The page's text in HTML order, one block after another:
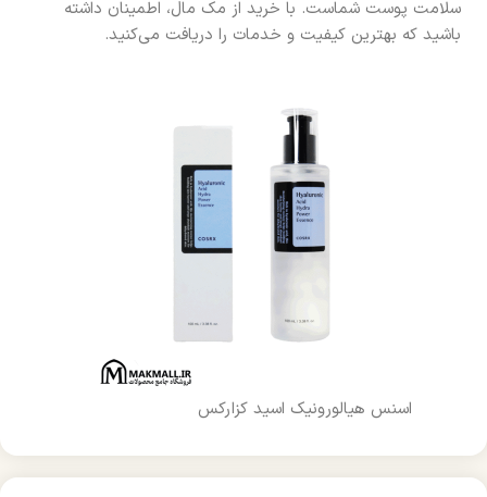
سلامت پوست شماست. با خرید از مک مال، اطمینان داشته
باشید که بهترین کیفیت و خدمات را دریافت می‌کنید.
اسنس هیالورونیک اسید کزارکس